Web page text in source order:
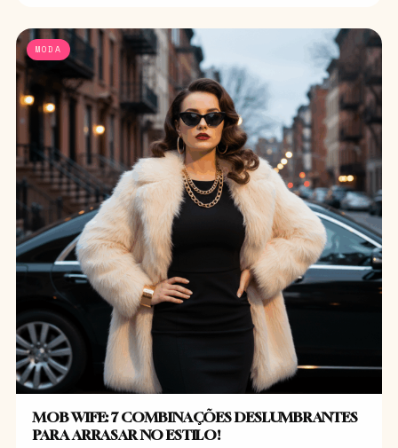
MODA
MOB WIFE: 7 COMBINAÇÕES DESLUMBRANTES
PARA ARRASAR NO ESTILO!